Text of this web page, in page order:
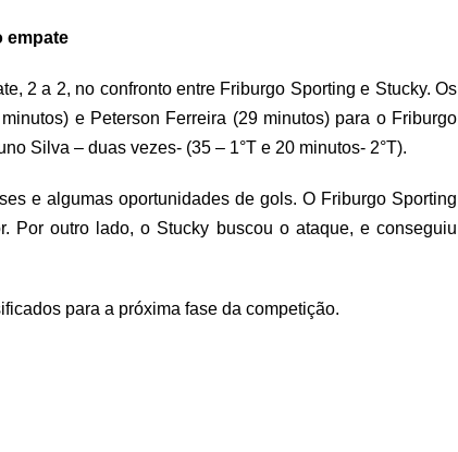
empate
2 a 2, no confronto entre Friburgo Sporting e Stucky. Os
e Peterson Ferreira (29 minutos) para o Friburgo
Silva – duas vezes- (35 – 1°T e 20 minutos- 2°T).
e algumas oportunidades de gols. O Friburgo Sporting
Por outro lado, o Stucky buscou o ataque, e conseguiu
para a próxima fase da competição.